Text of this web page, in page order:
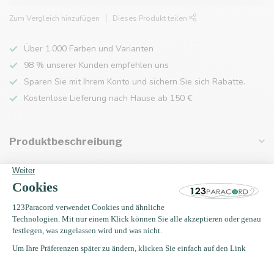
Zum Vergleich hinzufügen Dieses Produkt teilen
Über 1.000 Farben und Varianten
98 % unserer Kunden empfehlen uns
Sparen Sie mit Ihrem Konto und sichern Sie sich Rabatte.
Kostenlose Lieferung nach Hause ab 150 €
Produktbeschreibung
Eigenschaften
Zuletzt angesehen